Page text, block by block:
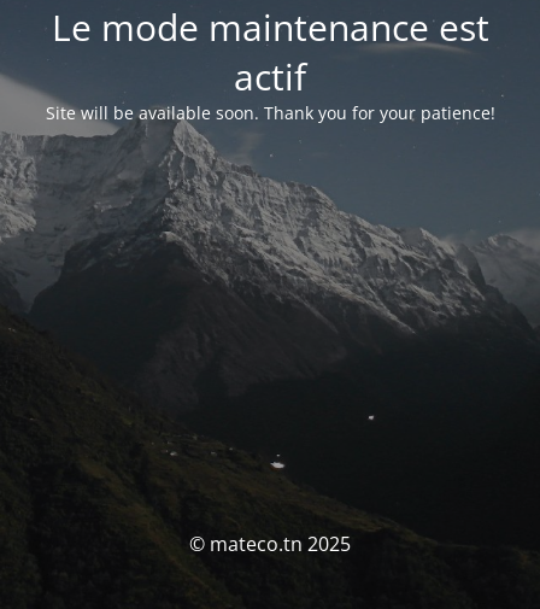
Le mode maintenance est
actif
Site will be available soon. Thank you for your patience!
© mateco.tn 2025